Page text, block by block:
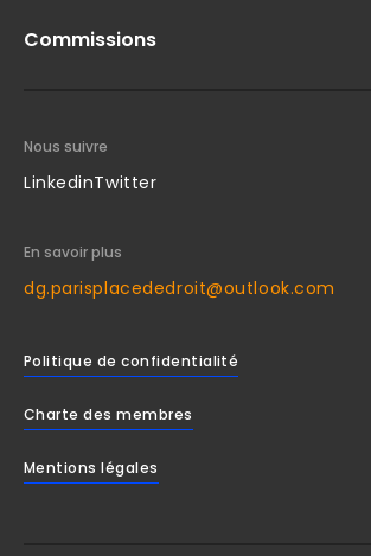
Commissions
Nous suivre
LinkedinTwitter
En savoir plus
dg.parisplacededroit@outlook.com
Politique de confidentialité
Charte des membres
Mentions légales